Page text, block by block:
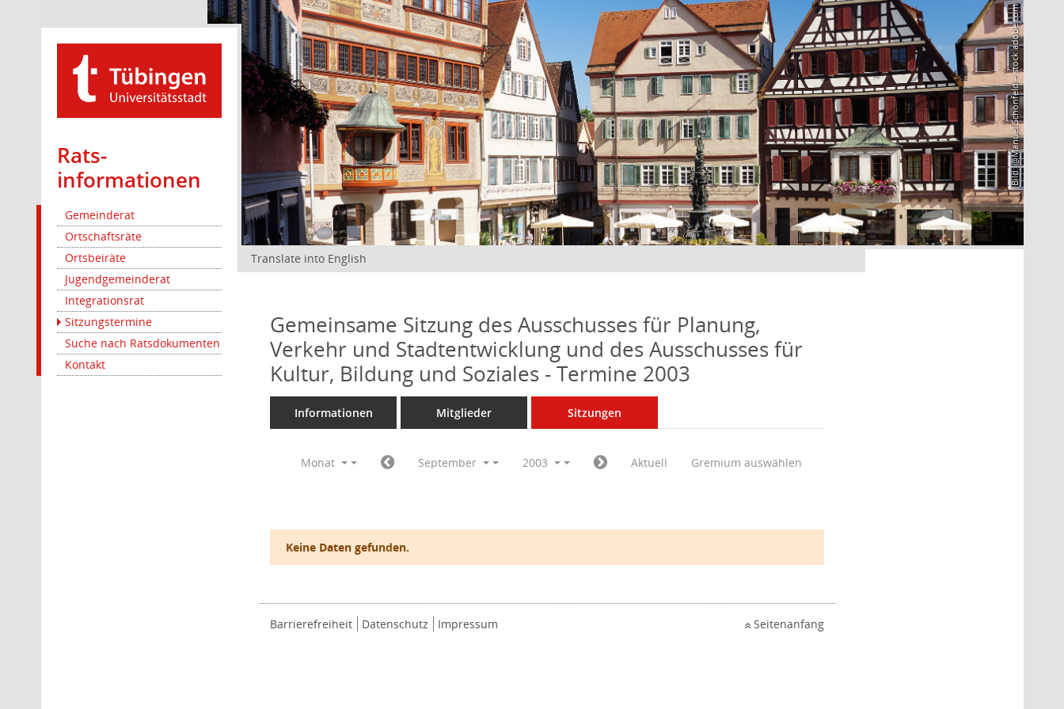
Rats­
informationen
Gemeinderat
Ortschaftsräte
Ortsbeiräte
Jugendgemeinderat
Integrationsrat
Sitzungstermine
Suche nach Ratsdokumenten
Kontakt
Bild: @Manuel Schönfeld – stock.adobe.com
Translate into English
Gemeinsame Sitzung des Ausschusses für Planung,
Verkehr und Stadtentwicklung und des Ausschusses für
Kultur, Bildung und Soziales - Termine 2003
Informationen Mitglieder Sitzungen
Monat September 2003 Aktuell Gremium auswählen
Keine Daten gefunden.
Barrierefreiheit Datenschutz Impressum Seitenanfang